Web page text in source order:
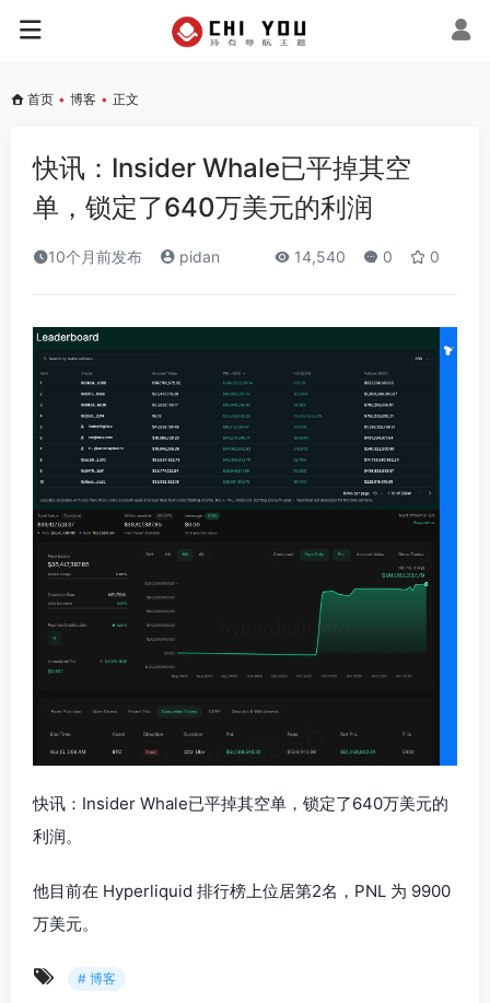
首页 • 博客 • 正文
快讯：Insider Whale已平掉其空
单，锁定了640万美元的利润
10个月前发布 pidan 14,540 0 0
快讯：Insider Whale已平掉其空单，锁定了640万美元的
利润。
他目前在 Hyperliquid 排行榜上位居第2名，PNL 为 9900
万美元。
# 博客